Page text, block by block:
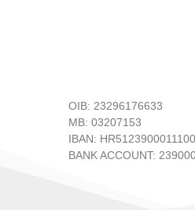
OIB: 23296176633
MB: 03207153
IBAN:
BANK ACCOUNT: